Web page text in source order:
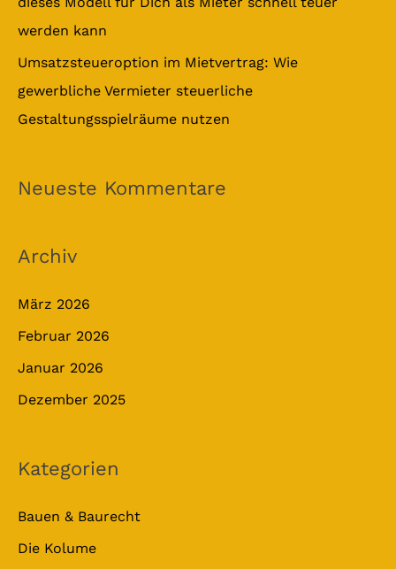
werden kann
Umsatzsteueroption im Mietvertrag: Wie
gewerbliche Vermieter steuerliche
Gestaltungsspielräume nutzen
Neueste Kommentare
Archiv
März 2026
Februar 2026
Januar 2026
Dezember 2025
Kategorien
Bauen & Baurecht
Die Kolume